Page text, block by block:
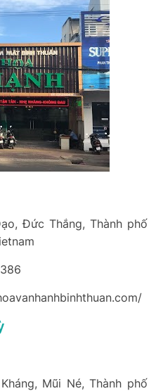
Đức Thắng, Thành phố
Mũi Né, Thành phố